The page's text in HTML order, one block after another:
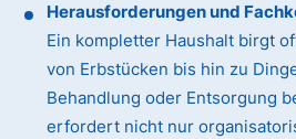
Herausforderungen und
Ein kompletter Haushalt birgt
von Erbstücken bis hin zu
Behandlung oder Entsorgung
erfordert nicht nur